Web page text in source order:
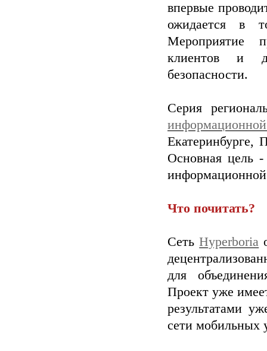
впервые
ожидается в
Мероприятие
клиентов и
безопасности.
Серия
Основная цель
информационной
Что почитать?
СетьHyperboria
для
Проект уже
результатами
сети мобильных